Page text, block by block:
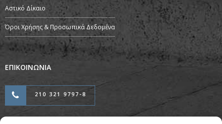
Αστικό Δίκαιο
Όροι Χρήσης & Προσωπικά Δεδομένα
ΕΠΙΚΟΙΝΩΝΙΑ
210 321 9797-8